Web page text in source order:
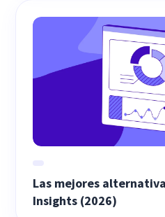
Las mejores
Insights (2026)